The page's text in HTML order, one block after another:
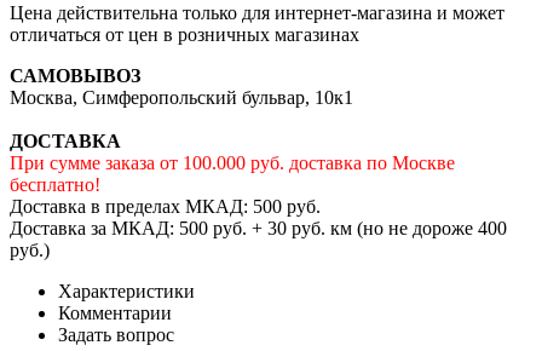
Цена действительна только для интернет-магазина и может
отличаться от цен в розничных магазинах
САМОВЫВОЗ
Москва, Симферопольский бульвар, 10к1
ДОСТАВКА
При сумме заказа от 100.000 руб. доставка по Москве
бесплатно!
Доставка в пределах МКАД: 500 руб.
Доставка за МКАД: 500 руб. + 30 руб. км (но не дороже 400
руб.)
Характеристики
Комментарии
Задать вопрос